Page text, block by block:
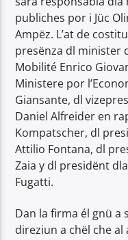
publiches por i Jüc
Ampëz. L’at de
presënza dl minister
Mobilité Enrico
Ministere por
Giansante, dl
Daniel Alfreider en
Kompatscher, dl
Attilio Fontana, dl
Zaia y dl presidënt
Fugatti.
Dan la firma él gnü a
direziun a chël che